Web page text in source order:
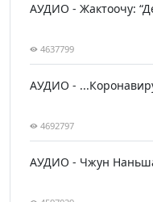
АУДИО - Жактоочу:
4637799
АУДИО -
4692797
АУДИО - Чжун